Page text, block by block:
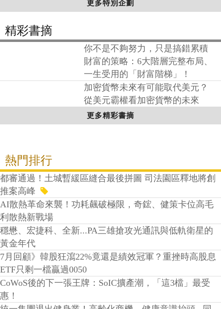
念」！
更多特別企劃
你不是不夠努力，只是搞錯累積
財富的策略：6大階層完整布局、
更多精彩書摘
熱門排行
都審通過！土城暫緩區縫合最後拼圖 司法園區釋地將創
推案高峰
AI散熱革命來襲！功耗飆破極限，奇鋐、健策卡位高毛
利散熱新戰場